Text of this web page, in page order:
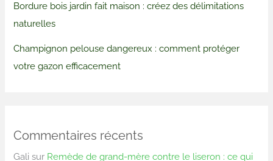
Bordure bois jardin fait maison : créez des délimitations
naturelles
Champignon pelouse dangereux : comment protéger
votre gazon efficacement
Commentaires récents
Gali sur Remède de grand-mère contre le liseron : ce qui